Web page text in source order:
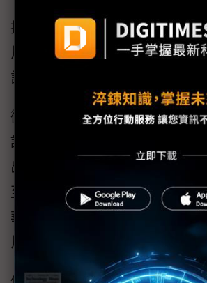
技嘉出貨也不妙，2025年出貨
片，但2026年內部也下修至
計全年將大跌至800萬~850萬片
微星主機板代工規模近年也明顯
許來自聯想（Lenovo）與NEC
出貨年減高達6成，品牌主機板
至1,100萬片，但2026年估將崩
華擎2024年約440萬片，2025年
片，2026年則估衰減至270萬片